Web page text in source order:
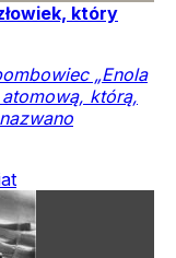
który
„Enola
którą,